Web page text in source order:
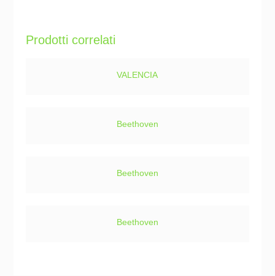
Prodotti correlati
VALENCIA
Beethoven
Beethoven
Beethoven